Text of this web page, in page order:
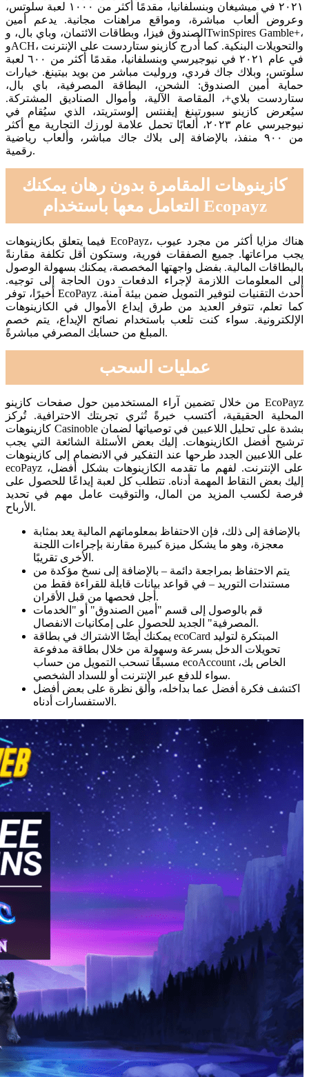
٢٠٢١ في ميشيغان وبنسلفانيا، مقدمًا أكثر من ١٠٠٠ لعبة سلوتس،
وعروض ألعاب مباشرة، ومواقع مراهنات مجانية. يدعم أمين
الصندوق فيزا، وبطاقات الائتمان، وباي بال، وTwinSpires Gamble+،
وACH، والتحويلات البنكية.كما أُدرج كازينو ستاردست على الإنترنت
في عام ٢٠٢١ في نيوجيرسي وبنسلفانيا، مقدمًا أكثر من ٦٠٠ لعبة
سلوتس، وبلاك جاك فردي، وروليت مباشر من بويد بيتينغ. خيارات
حماية أمين الصندوق: الشحن، البطاقة المصرفية، باي بال،
ستاردست بلاي+، المقاصة الآلية، وأموال الصناديق المشتركة.
سيُعرض كازينو سبورتينغ إيفنتس إلوستريتد، الذي سيُقام في
نيوجيرسي عام ٢٠٢٣، ألعابًا تحمل علامة لورزك التجارية مع أكثر
من ٩٠٠ منفذ، بالإضافة إلى بلاك جاك مباشر، وألعاب رياضية
رقمية.
كازينوهات المقامرة بدون رهان يمكنك
التعامل معها باستخدام Ecopayz
فيما يتعلق بكازينوهات EcoPayz، هناك مزايا أكثر من مجرد عيوب
يجب مراعاتها. جميع الصفقات فورية، وستكون أقل تكلفة مقارنةً
بالبطاقات المالية. بفضل واجهتها المخصصة، يمكنك بسهولة الوصول
إلى المعلومات اللازمة لإجراء الدفعات دون الحاجة إلى توجيه.
أخيرًا، توفر EcoPayz أحدث التقنيات لتوفير التمويل ضمن بيئة آمنة.
كما تعلم، تتوفر العديد من طرق إيداع الأموال في الكازينوهات
الإلكترونية. سواء كنت تلعب باستخدام نصائح الإيداع، يتم خصم
المبلغ من حسابك المصرفي مباشرةً.
عمليات السحب
من خلال تضمين آراء المستخدمين حول صفحات كازينو EcoPayz
المحلية الحقيقية، أكتسب خبرةً تُثري تجربتك الاحترافية. تُركز
كازينوهات Casinoble بشدة على تحليل اللاعبين في توصياتها لضمان
ترشيح أفضل الكازينوهات. إليك بعض الأسئلة الشائعة التي يجب
على اللاعبين الجدد طرحها عند التفكير في الانضمام إلى كازينوهات
ecoPayz على الإنترنت. لفهم ما تقدمه الكازينوهات بشكل أفضل،
إليك بعض النقاط المهمة أدناه. تتطلب كل لعبة إيداعًا للحصول على
فرصة لكسب المزيد من المال، والتوقيت عامل مهم في تحديد
الأرباح.
بالإضافة إلى ذلك، فإن الاحتفاظ بمعلوماتهم المالية يعد بمثابة
معجزة، وهو ما يشكل ميزة كبيرة مقارنة بإجراءات اللجنة
الأخرى تقريبًا.
يتم الاحتفاظ بمراجعة دائمة – بالإضافة إلى نسخ مؤكدة من
مستندات التوريد – في قواعد بيانات قابلة للقراءة فقط من
أجل فحصها من قبل الأقران.
قم بالوصول إلى قسم "أمين الصندوق" أو "الخدمات
المصرفية" الجديد للحصول على إمكانيات الانفصال.
يمكنك أيضًا الاشتراك في بطاقة ecoCard المبتكرة لتوليد
تحويلات الدخل بسرعة وسهولة من خلال بطاقة مدفوعة
مسبقًا تسحب التمويل من حساب ecoAccount الخاص بك،
سواء للدفع عبر الإنترنت أو للسداد الشخصي.
اكتشف فكرة أفضل عما بداخله، وألق نظرة على بعض أفضل
الاستفسارات أدناه.